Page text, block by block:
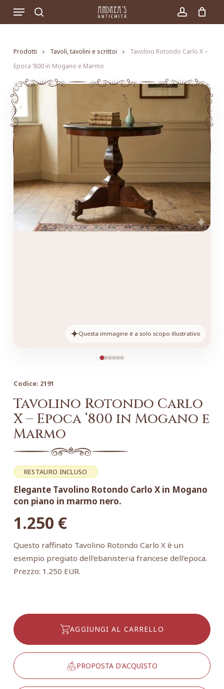
search account
Menu
Prodotti Tavoli, tavolini e scrittoi
Tavolino Rotondo Carlo X –
Epoca ‘800 in Mogano e Marmo
Questa immagine è a solo scopo illustrativo
Codice: 2191
Tavolino Rotondo Carlo
X – Epoca ‘800 in Mogano e
Marmo
RESTAURO INCLUSO
Elegante Tavolino Rotondo Carlo X in Mogano
con piano in marmo nero.
1.250 €
Questo raffinato Tavolino Rotondo Carlo X è un
esempio pregiato dell'ebanisteria francese dell'epoca.
Prezzo: 1.250 EUR.
AGGIUNGI AL CARRELLO
PROPOSTA D'ACQUISTO